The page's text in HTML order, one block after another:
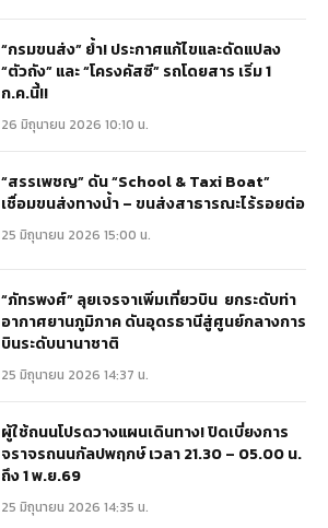
“กรมขนส่ง” ย้ำ! ประกาศแก้ไขและดัดแปลง
“ตัวถัง” และ “โครงคัสซี” รถโดยสาร เริ่ม 1
ก.ค.นี้!!
26 มิถุนายน 2026 10:10 น.
“สรรเพชญ” ดัน “School & Taxi Boat”
เชื่อมขนส่งทางน้ำ – ขนส่งสาธารณะไร้รอยต่อ
25 มิถุนายน 2026 15:00 น.
“ภัทรพงศ์” ลุยเจรจาเพิ่มเที่ยวบิน ยกระดับท่า
อากาศยานภูมิภาค ดันอุดรธานีสู่ศูนย์กลางการ
บินระดับนานาชาติ
25 มิถุนายน 2026 14:37 น.
ผู้ใช้ถนนโปรดวางแผนเดินทาง! ปิดเบี่ยงการ
จราจรถนนกัลปพฤกษ์ เวลา 21.30 – 05.00 น.
ถึง 1 พ.ย.69
25 มิถุนายน 2026 14:35 น.